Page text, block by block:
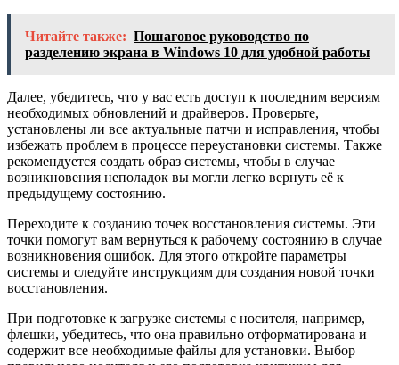
Читайте также: Пошаговое руководство по
разделению экрана в Windows 10 для удобной работы
Далее, убедитесь, что у вас есть доступ к последним версиям
необходимых обновлений и драйверов. Проверьте,
установлены ли все актуальные патчи и исправления, чтобы
избежать проблем в процессе переустановки системы. Также
рекомендуется создать образ системы, чтобы в случае
возникновения неполадок вы могли легко вернуть её к
предыдущему состоянию.
Переходите к созданию точек восстановления системы. Эти
точки помогут вам вернуться к рабочему состоянию в случае
возникновения ошибок. Для этого откройте параметры
системы и следуйте инструкциям для создания новой точки
восстановления.
При подготовке к загрузке системы с носителя, например,
флешки, убедитесь, что она правильно отформатирована и
содержит все необходимые файлы для установки. Выбор